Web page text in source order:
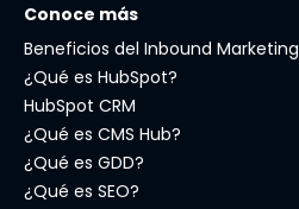
Conoce más
Beneficios del Inbound Marketing
¿Qué es HubSpot?
HubSpot CRM
¿Qué es CMS Hub?
¿Qué es GDD?
¿Qué es SEO?